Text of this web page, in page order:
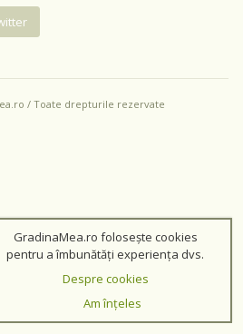
/ Toate drepturile rezervate
GradinaMea.ro folosește cookies
pentru a îmbunătăți experiența dvs.
Despre cookies
Am înțeles